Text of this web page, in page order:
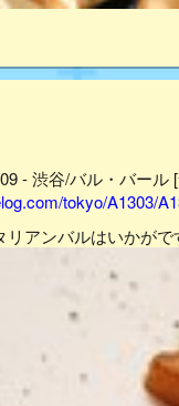
- 渋谷/バル・バール
tokyo/A1303/
リアンバルはいかが